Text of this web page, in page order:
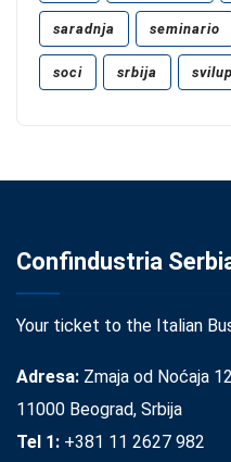
saradnja seminario
soci srbija
Confindustria
Your ticket to the Italian
Adresa: Zmaja od Noćaja
11000 Beograd, Srbija
Tel 1: +381 11 2627 982